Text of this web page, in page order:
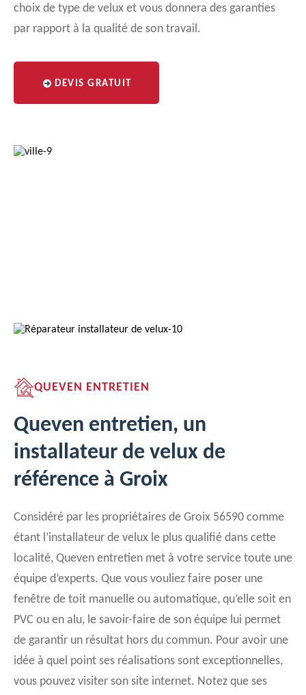
choix de type de velux et vous donnera des garanties
par rapport à la qualité de son travail.
DEVIS GRATUIT
QUEVEN ENTRETIEN
Queven entretien, un
installateur de velux de
référence à Groix
Considéré par les propriétaires de Groix 56590 comme
étant l’installateur de velux le plus qualifié dans cette
localité, Queven entretien met à votre service toute une
équipe d’experts. Que vous vouliez faire poser une
fenêtre de toit manuelle ou automatique, qu’elle soit en
PVC ou en alu, le savoir-faire de son équipe lui permet
de garantir un résultat hors du commun. Pour avoir une
idée à quel point ses réalisations sont exceptionnelles,
vous pouvez visiter son site internet. Notez que ses